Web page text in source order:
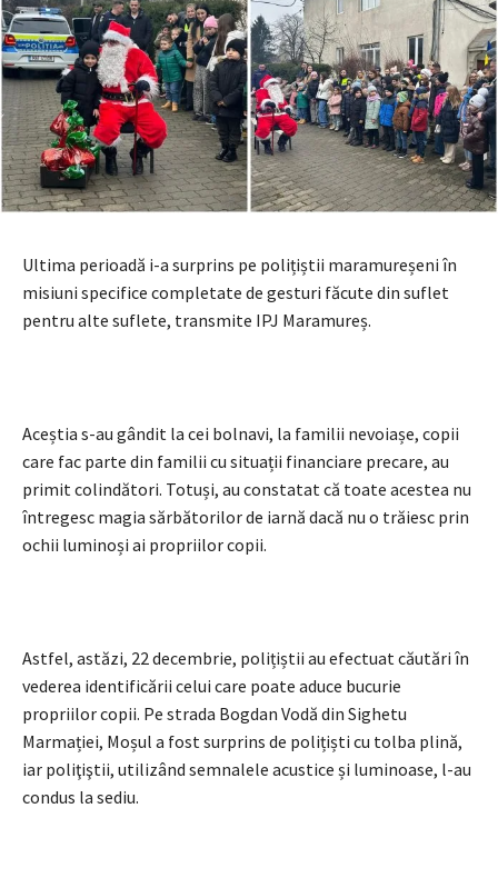
Ultima perioadă i-a surprins pe polițiștii maramureșeni în
misiuni specifice completate de gesturi făcute din suflet
pentru alte suflete, transmite IPJ Maramureș.
Aceștia s-au gândit la cei bolnavi, la familii nevoiașe, copii
care fac parte din familii cu situații financiare precare, au
primit colindători. Totuși, au constatat că toate acestea nu
întregesc magia sărbătorilor de iarnă dacă nu o trăiesc prin
ochii luminoși ai propriilor copii.
Astfel, astăzi, 22 decembrie, polițiștii au efectuat căutări în
vederea identificării celui care poate aduce bucurie
propriilor copii. Pe strada Bogdan Vodă din Sighetu
Marmației, Moșul a fost surprins de polițiști cu tolba plină,
iar poliţiştii, utilizând semnalele acustice și luminoase, l-au
condus la sediu.